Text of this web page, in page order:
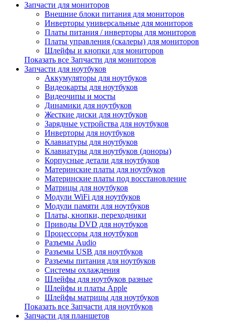
Запчасти для мониторов
Внешние блоки питания для мониторов
Инверторы универсальные для мониторов
Платы питания / инверторы для мониторов
Платы управления (скалеры) для мониторов
Шлейфы и кнопки для мониторов
Показать все Запчасти для мониторов
Запчасти для ноутбуков
Аккумуляторы для ноутбуков
Видеокарты для ноутбуков
Видеочипы и мосты
Динамики для ноутбуков
Жесткие диски для ноутбуков
Зарядные устройства для ноутбуков
Инверторы для ноутбуков
Клавиатуры для ноутбуков
Клавиатуры для ноутбуков (доноры)
Корпусные детали для ноутбуков
Материнские платы для ноутбуков
Материнские платы под восстановление
Матрицы для ноутбуков
Модули WiFi для ноутбуков
Модули памяти для ноутбуков
Платы, кнопки, переходники
Приводы DVD для ноутбуков
Процессоры для ноутбуков
Разъемы Audio
Разъемы USB для ноутбуков
Разъемы питания для ноутбуков
Системы охлаждения
Шлейфы для ноутбуков разные
Шлейфы и платы Apple
Шлейфы матрицы для ноутбуков
Показать все Запчасти для ноутбуков
Запчасти для планшетов